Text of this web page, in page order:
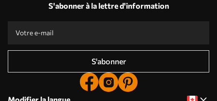
S'abonner à la lettre d'information
S'abonner